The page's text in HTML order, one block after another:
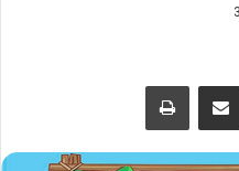
اشتراک گذاری از طریق ایمیل